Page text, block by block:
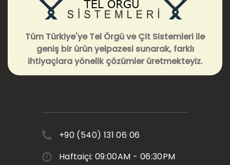
Tüm Türkiye'ye Tel Örgü ve Çit Sistemleri ile
geniş bir ürün yelpazesi sunarak, farklı
ihtiyaçlara yönelik çözümler üretmekteyiz.
+90 (540) 131 06 06
Haftaiçi: 09:00AM - 06:30PM